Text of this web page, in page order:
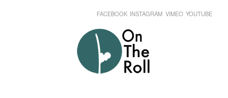
FACEBOOK INSTAGRAM VIMEO YOUTUBE